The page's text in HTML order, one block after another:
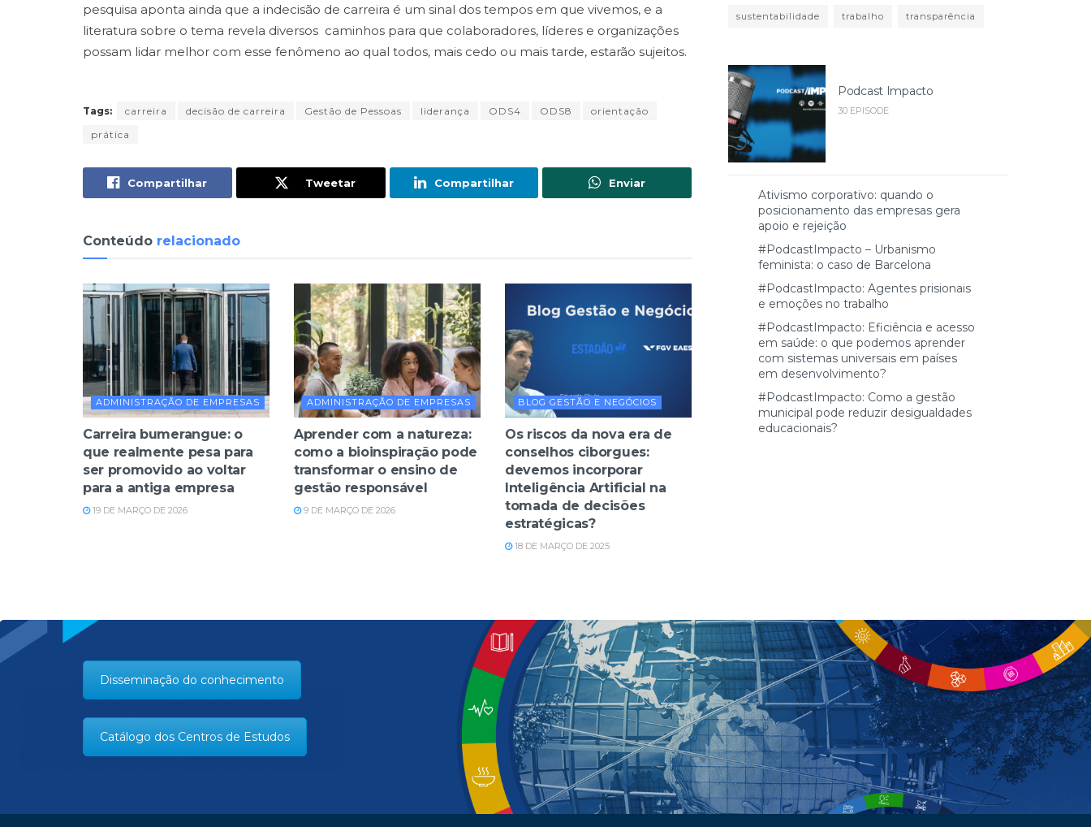
pesquisa aponta ainda que a indecisão de carreira é um sinal dos tempos em que vivemos, e a
literatura sobre o tema revela diversos caminhos para que colaboradores, líderes e organizações
possam lidar melhor com esse fenômeno ao qual todos, mais cedo ou mais tarde, estarão sujeitos.
Tags: carreira decisão de carreira Gestão de Pessoas liderança ODS4 ODS8
orientação
prática
Compartilhar Tweetar Compartilhar Enviar
Conteúdo relacionado
ADMINISTRAÇÃO DE EMPRESAS
Carreira bumerangue: o
que realmente pesa para
ser promovido ao voltar
para a antiga empresa
19 DE MARÇO DE 2026
ADMINISTRAÇÃO DE EMPRESAS
Aprender com a natureza:
como a bioinspiração pode
transformar o ensino de
gestão responsável
9 DE MARÇO DE 2026
BLOG GESTÃO E NEGÓCIOS
Os riscos da nova era de
conselhos ciborgues:
devemos incorporar
Inteligência Artificial na
tomada de decisões
estratégicas?
18 DE MARÇO DE 2025
sustentabilidade trabalho transparência
Podcast Impacto
30 EPISODE
Ativismo corporativo: quando o
posicionamento das empresas gera
apoio e rejeição
#PodcastImpacto – Urbanismo
feminista: o caso de Barcelona
#PodcastImpacto: Agentes prisionais
e emoções no trabalho
#PodcastImpacto: Eficiência e acesso
em saúde: o que podemos aprender
com sistemas universais em países
em desenvolvimento?
#PodcastImpacto: Como a gestão
municipal pode reduzir desigualdades
educacionais?
Disseminação do conhecimento
Catálogo dos Centros de Estudos